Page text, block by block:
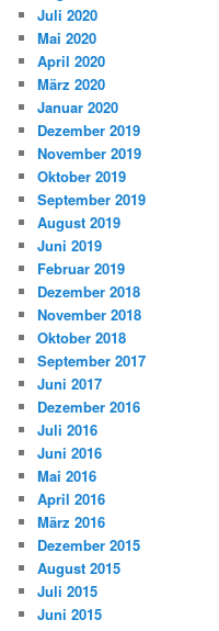
Juli 2020
Mai 2020
April 2020
März 2020
Januar 2020
Dezember 2019
November 2019
Oktober 2019
September 2019
August 2019
Juni 2019
Februar 2019
Dezember 2018
November 2018
Oktober 2018
September 2017
Juni 2017
Dezember 2016
Juli 2016
Juni 2016
Mai 2016
April 2016
März 2016
Dezember 2015
August 2015
Juli 2015
Juni 2015